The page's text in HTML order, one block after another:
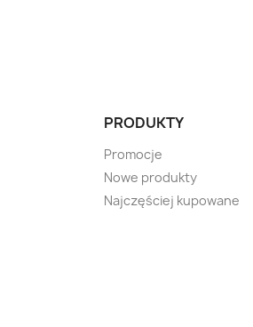
PRODUKTY
Promocje
Nowe produkty
Najczęściej kupowane